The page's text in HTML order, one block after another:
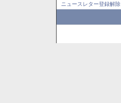
ニュースレター登録解除